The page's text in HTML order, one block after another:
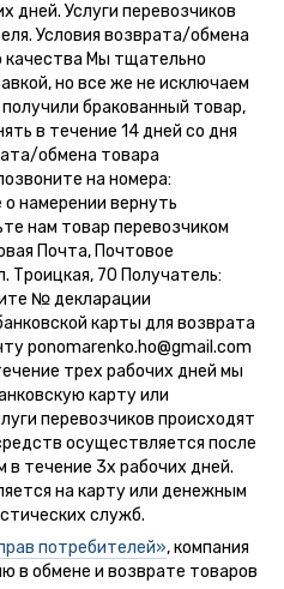
дней. Услуги перевозчиков
Условия возврата/обмена
Мы тщательно
но все же не исключаем
бракованный товар,
в течение 14 дней со дня
обмена товара
на номера:
намерении вернуть
нам товар перевозчиком
Почта, Почтовое
Троицкая, 70 Получатель:
№ декларации
карты для возврата
ponomarenko.ho@gmail.com
трех рабочих дней мы
карту или
перевозчиков происходят
осуществляется после
в течение 3х рабочих дней.
на карту или денежным
служб.
потребителей», компания
в обмене и возврате товаров